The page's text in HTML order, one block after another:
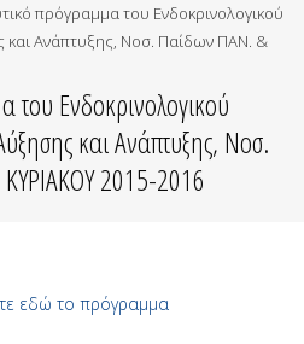
πρόγραμμα του Ενδοκρινολογικού
Ανάπτυξης, Νοσ. Παίδων ΠΑΝ. &
του Ενδοκρινολογικού
και Ανάπτυξης, Νοσ.
2015-2016
εδώ το πρόγραμμα